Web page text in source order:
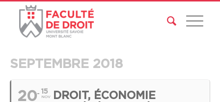
SEPTEMBRE 2018
20 15
NOV
DROIT, ÉCONOMIE